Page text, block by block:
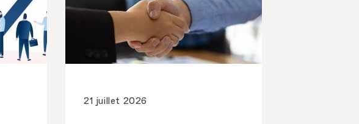
21 juillet 2026